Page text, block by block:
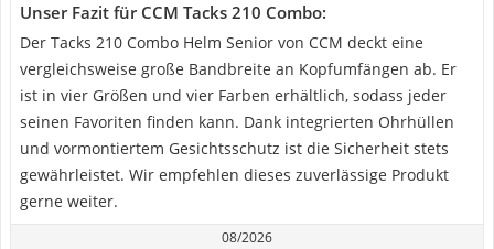
Unser Fazit für CCM Tacks 210 Combo:
Der Tacks 210 Combo Helm Senior von CCM deckt eine
vergleichsweise große Bandbreite an Kopfumfängen ab. Er
ist in vier Größen und vier Farben erhältlich, sodass jeder
seinen Favoriten finden kann. Dank integrierten Ohrhüllen
und vormontiertem Gesichtsschutz ist die Sicherheit stets
gewährleistet. Wir empfehlen dieses zuverlässige Produkt
gerne weiter.
08/2026